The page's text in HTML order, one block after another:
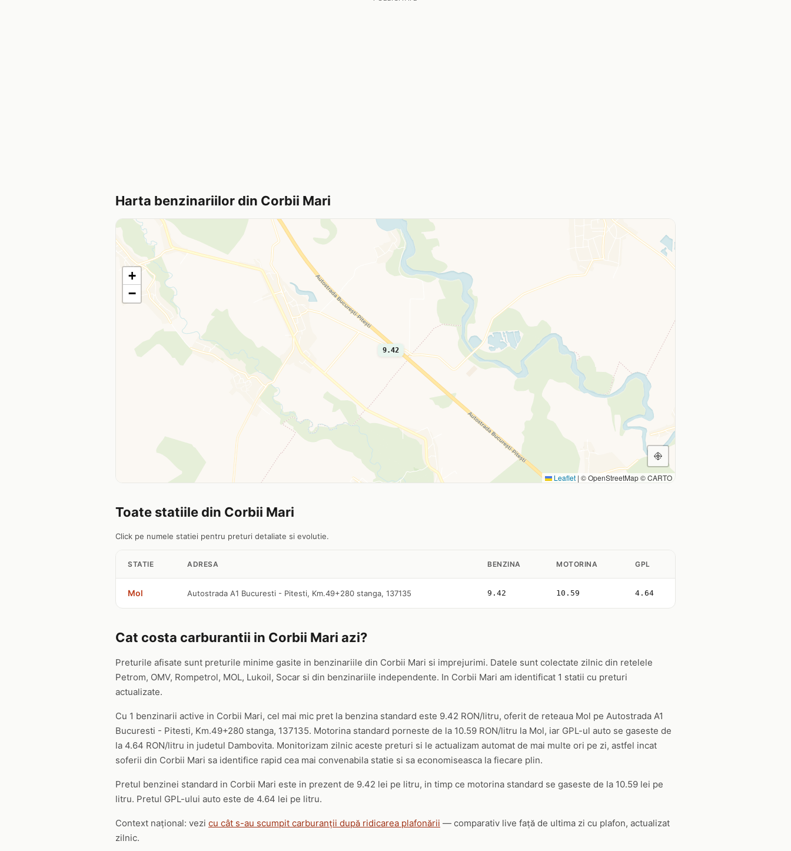
Harta benzinariilor din Corbii Mari
9.42
+
−
Leaflet | © OpenStreetMap © CARTO
Toate statiile din Corbii Mari
Click pe numele statiei pentru preturi detaliate si evolutie.
STATIE ADRESA BENZINA MOTORINA GPL
Mol Autostrada A1 Bucuresti - Pitesti, Km.49+280 stanga, 137135 9.42 10.59 4.64
Cat costa carburantii in Corbii Mari azi?
Preturile afisate sunt preturile minime gasite in benzinariile din Corbii Mari si imprejurimi. Datele sunt colectate zilnic din retelele
Petrom, OMV, Rompetrol, MOL, Lukoil, Socar si din benzinariile independente. In Corbii Mari am identificat 1 statii cu preturi
actualizate.
Cu 1 benzinarii active in Corbii Mari, cel mai mic pret la benzina standard este 9.42 RON/litru, oferit de reteaua Mol pe Autostrada A1
Bucuresti - Pitesti, Km.49+280 stanga, 137135. Motorina standard porneste de la 10.59 RON/litru la Mol, iar GPL-ul auto se gaseste de
la 4.64 RON/litru in judetul Dambovita. Monitorizam zilnic aceste preturi si le actualizam automat de mai multe ori pe zi, astfel incat
soferii din Corbii Mari sa identifice rapid cea mai convenabila statie si sa economiseasca la fiecare plin.
Pretul benzinei standard in Corbii Mari este in prezent de 9.42 lei pe litru, in timp ce motorina standard se gaseste de la 10.59 lei pe
litru. Pretul GPL-ului auto este de 4.64 lei pe litru.
Context național: vezi cu cât s-au scumpit carburanții după ridicarea plafonării — comparativ live față de ultima zi cu plafon, actualizat
zilnic.